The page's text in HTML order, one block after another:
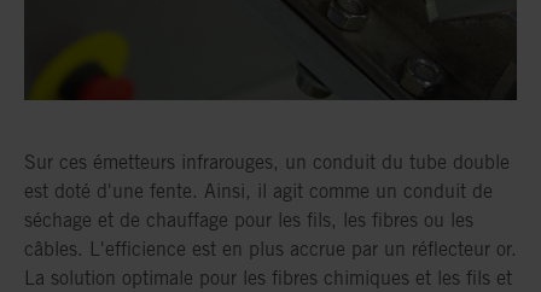
Sur ces émetteurs infrarouges, un conduit du tube double
est doté d'une fente. Ainsi, il agit comme un conduit de
séchage et de chauffage pour les fils, les fibres ou les
câbles. L'efficience est en plus accrue par un réflecteur or.
La solution optimale pour les fibres chimiques et les fils et